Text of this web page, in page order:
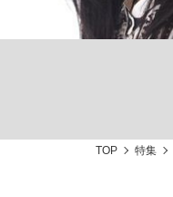
TOP 特集